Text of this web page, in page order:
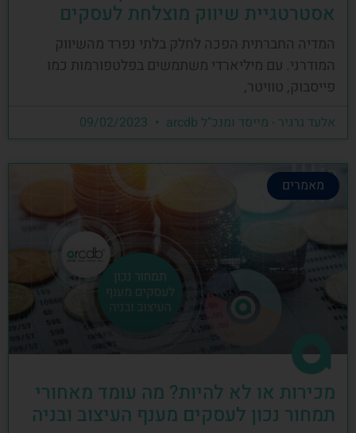
אסטרטגיית שיווק מוצלחת לעסקים
המדיה החברתית הפכה לחלק בלתי נפרד מהשיווק
המודרני. עם מיליארדי משתמשים בפלטפורמות כמו
פייסבוק, טוויטר,
אלעד גרגיר - מייסד ומנכ"ל arcdb
מאמרים
מכירות או לא להיות? מה עומד מאחורי
תמחור נכון לעסקים מענף העיצוב ובניה